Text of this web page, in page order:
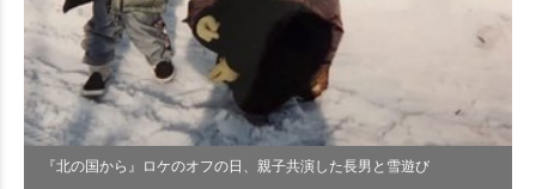
『北の国から』ロケのオフの日、親子共演した長男と雪遊び